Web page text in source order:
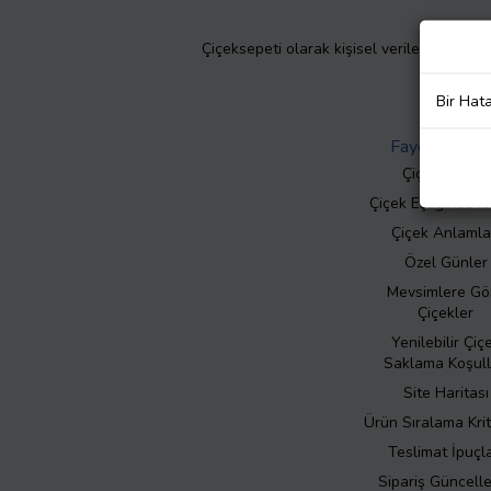
Çiçeksepeti olarak kişisel verilerinizin
Faydalı Bilgiler
Çiçek Bakımı
Çiçek Eşliğinde
Çiçek
Özel Günler
Mevsimlere
Çiçekler
Yenilebilir
Saklama
Site Haritası
Ürün Sıralama
Teslimat
Sipariş
Bir